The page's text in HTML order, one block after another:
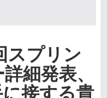
スプリン
細発表、
接する貴